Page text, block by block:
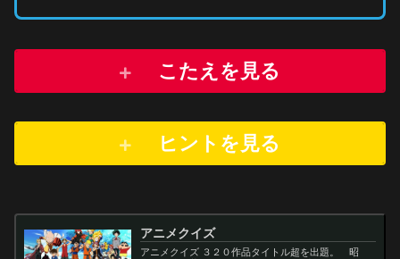
こたえを見る
ヒントを 見る
アニメクイズ
アニメクイズ ３２０作品タイトル超を出題。 昭